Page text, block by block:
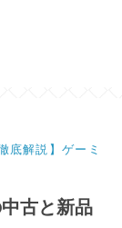
徹底解説】ゲーミ
古と新品